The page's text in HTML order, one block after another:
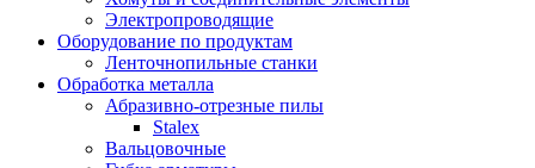
Электропроводящие
Оборудование по продуктам
Ленточнопильные станки
Обработка металла
Абразивно-отрезные пилы
Stalex
Вальцовочные